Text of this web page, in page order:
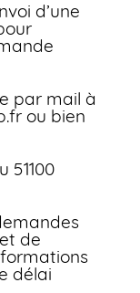
d’une
par mail à
ou bien
51100
de
délai